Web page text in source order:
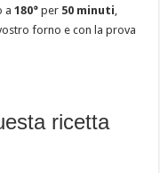
a180° per 50 minuti,
forno e con la prova
ricetta